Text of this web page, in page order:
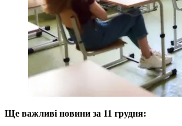
Ще важливі новини за 11 грудня: